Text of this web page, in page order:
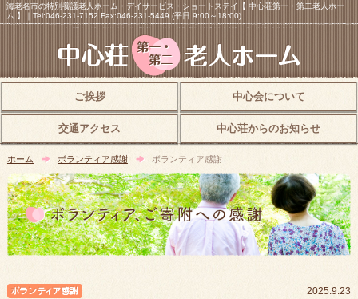
海老名市の特別養護老人ホーム・デイサービス・ショートステイ【 中心荘第一・第二老人ホー
ム 】｜Tel:046-231-7152 Fax:046-231-5449 (平日 9:00～18:00)
ご挨拶 中心会について
交通アクセス 中心荘からのお知らせ
ホーム ボランティア感謝 ボランティア感謝
2025.9.23